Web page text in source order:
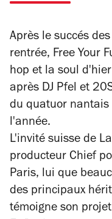
Après le succés
rentrée, Free Your
hop et la soul
après DJ Pfel et
du quatuor nantais
l'année.
L'invité suisse de
producteur Chief
Paris, lui que
des principaux
témoigne son